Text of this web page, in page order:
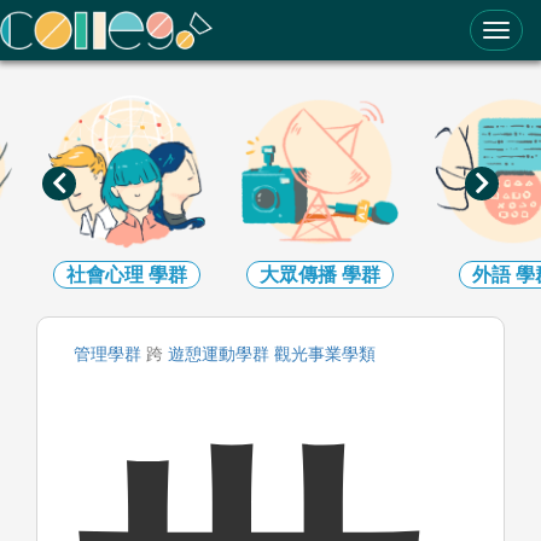
ColleGo! 大學選才與高中育才輔助系統
社會心理 學群 大眾傳播 學群 外語學
管理學群 跨 遊憩運動學群 觀光事業學類